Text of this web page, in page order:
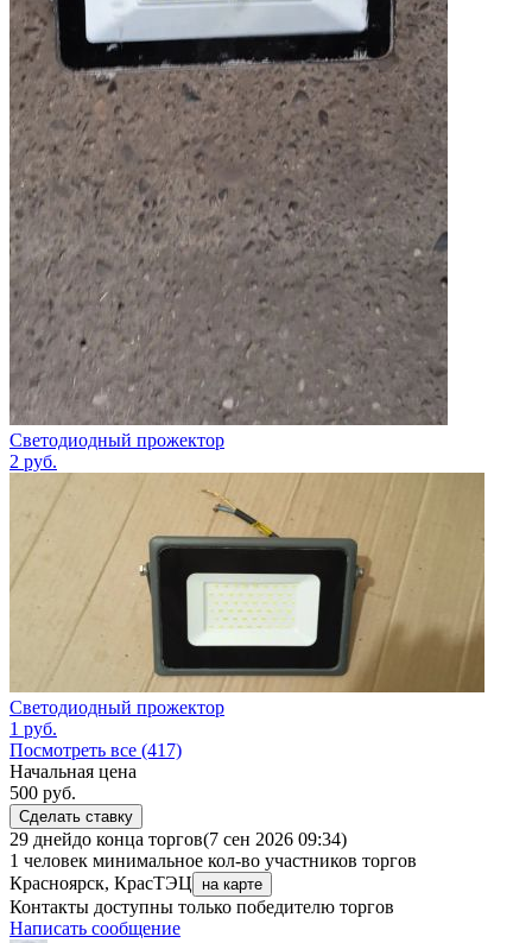
Светодиодный прожектор
2 руб.
Светодиодный прожектор
1 руб.
Посмотреть все (417)
Начальная цена
500 руб.
Сделать ставку
29 днейдо конца торгов(7 сен 2026 09:34)
1 человек минимальное кол-во участников торгов
Красноярск, КрасТЭЦ
на карте
Контакты доступны только победителю торгов
Написать сообщение